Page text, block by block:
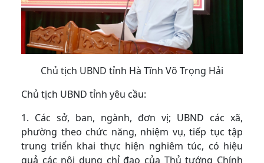
Chủ tịch UBND tỉnh Hà Tĩnh Võ Trọng Hải
Chủ tịch UBND tỉnh yêu cầu:
1. Các sở, ban, ngành, đơn vị; UBND các xã,
phường theo chức năng, nhiệm vụ, tiếp tục tập
trung triển khai thực hiện nghiêm túc, có hiệu
quả các nội dung chỉ đạo của Thủ tướng Chính